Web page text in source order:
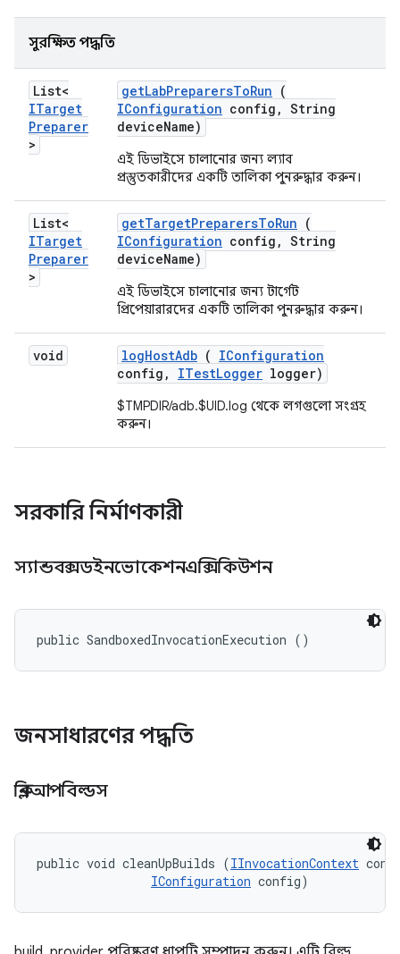
সুরক্ষিত পদ্ধতি
List<
ITarget
Preparer
>
getLabPreparersToRun (
IConfiguration config , String
deviceName)
এই ডিভাইসে চালানোর জন্য ল্যাব
প্রস্তুতকারীদের একটি তালিকা পুনরুদ্ধার করুন।
List<
ITarget
Preparer
>
getTargetPreparersToRun (
IConfiguration config , String
deviceName)
এই ডিভাইসে চালানোর জন্য টার্গেট
প্রিপেয়ারারদের একটি তালিকা পুনরুদ্ধার করুন।
void logHostAdb ( IConfiguration
config , ITestLogger logger)
$TMPDIR/adb.$UID.log থেকে লগগুলো সংগ্রহ
করুন।
সরকারি নির্মাণকারী
স্যান্ডবক্সডইনভোকেশনএক্সিকিউশন
public SandboxedInvocationExecution ()
জনসাধারণের পদ্ধতি
ক্লিনআপবিল্ডস
public void cleanUpBuilds (IInvocationContext
IConfiguration config)